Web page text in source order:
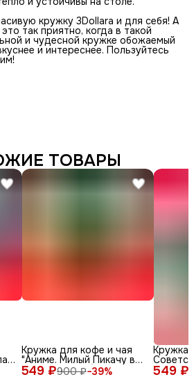
кружку 3Dollara и для себя! А
так приятно, когда в такой
и чудесной кружке обожаемый
и интереснее. Пользуйтесь
ТОВАРЫ
549 ₽900 ₽−39%
Кружка для кофе и чая
"Аниме. Милый Пикачу в
шапке панды" (100%
керамическая, 330 мл) с
549 ₽
Кружка
мл